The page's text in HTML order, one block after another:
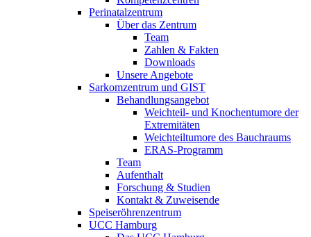
Perinatalzentrum
Über das Zentrum
Team
Zahlen & Fakten
Downloads
Unsere Angebote
Sarkomzentrum und GIST
Behandlungsangebot
Weichteil- und Knochentumore der
Extremitäten
Weichteiltumore des Bauchraums
ERAS-Programm
Team
Aufenthalt
Forschung & Studien
Kontakt & Zuweisende
Speiseröhrenzentrum
UCC Hamburg